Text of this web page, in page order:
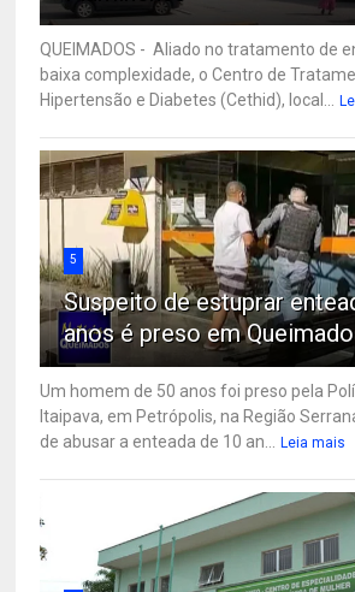
QUEIMADOS - Aliado no tratamento de
baixa complexidade, o Centro de
Hipertensão e Diabetes (Cethid), local...
5
Suspeito de estuprar
anos é preso em
Um homem de 50 anos foi preso pela
Itaipava, em Petrópolis, na Região
de abusar a enteada de 10 an...
Leia mais